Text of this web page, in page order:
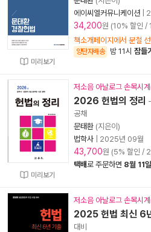
미리보기
에이씨엘커뮤니케이션
34,200원 (10% 할인 /
책소개페이지에서 분철
양탄자배송 밤 11시 잠들
미리보기
저소음 아날로그 손목시
2026 헌법의 정리
공채
문태환 (지은이)
법학사
2025년 09월
43,700원 (5% 할인 /
택배로 주문하면 8월 11
저소음 아날로그 손목시
2025 헌법 최신 6
대비